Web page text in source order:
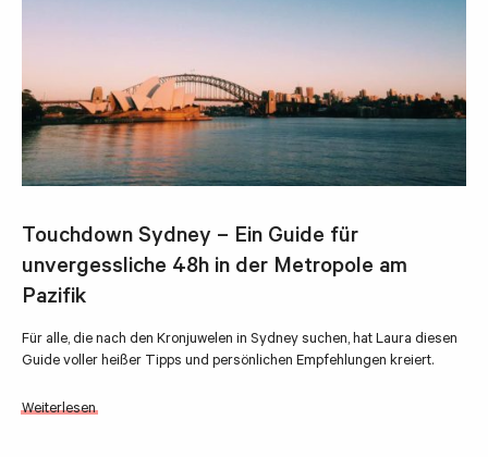
Touchdown Sydney – Ein Guide für
unvergessliche 48h in der Metropole am
Pazifik
Für alle, die nach den Kronjuwelen in Sydney suchen, hat Laura diesen
Guide voller heißer Tipps und persönlichen Empfehlungen kreiert.
Weiterlesen